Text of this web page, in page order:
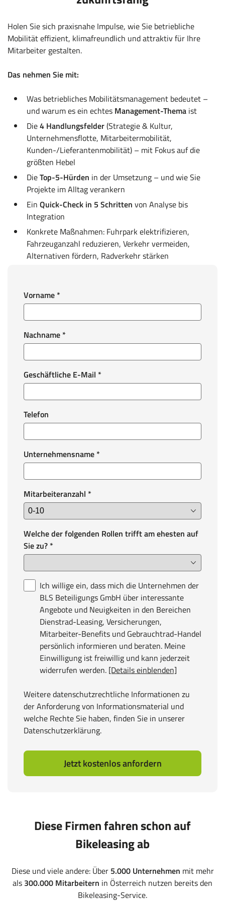
Holen Sie sich praxisnahe Impulse, wie Sie betriebliche
Mobilität effizient, klimafreundlich und attraktiv für Ihre
Mitarbeiter gestalten.
Das nehmen Sie mit:
Was betriebliches Mobilitätsmanagement bedeutet –
und warum es ein echtes Management-Thema ist
Die4 Handlungsfelder(Strategie & Kultur,
Unternehmensflotte, Mitarbeitermobilität,
Kunden-/Lieferantenmobilität) – mit Fokus auf die
größten Hebel
DieTop-5-Hürden in der Umsetzung – und wie Sie
Projekte im Alltag verankern
Ein Quick-Check in 5 Schritten von Analyse bis
Integration
Konkrete Maßnahmen: Fuhrpark elektrifizieren,
Fahrzeuganzahl reduzieren, Verkehr vermeiden,
Alternativen fördern, Radverkehr stärken
Vorname *
Nachname *
Geschäftliche E-Mail *
Telefon
Unternehmensname *
Mitarbeiteranzahl *
Welche der folgenden Rollen trifft am ehesten auf
Sie zu? *
Ich willige ein, dass mich die Unternehmen der
BLS Beteiligungs GmbH über interessante
Angebote und Neuigkeiten in den Bereichen
Dienstrad-Leasing, Versicherungen,
Mitarbeiter-Benefits und Gebrauchtrad-Handel
persönlich informieren und beraten. Meine
Einwilligung ist freiwillig und kann jederzeit
widerrufen werden. [Details einblenden]
Weitere datenschutzrechtliche Informationen zu
der Anforderung von Informationsmaterial und
welche Rechte Sie haben, finden Sie in unserer
Datenschutzerklärung.
Jetzt kostenlos anfordern
Diese Firmen fahren schon auf
Bikeleasing ab
Diese und viele andere: Über 5.000 Unternehmen mit mehr
als 300.000 Mitarbeitern in Österreich nutzen bereits den
Bikeleasing-Service.